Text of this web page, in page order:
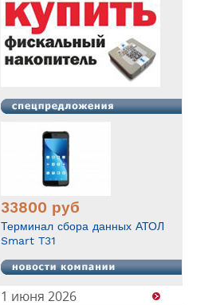
33800 руб
Терминал сбора данных АТОЛ
Smart T31
1 июня 2026